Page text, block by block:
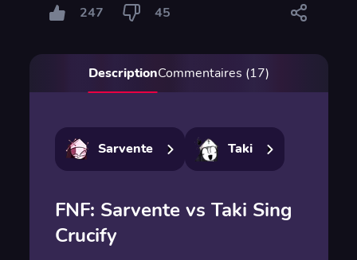
247 45
DescriptionCommentaires (17)
Sarvente Taki
FNF: Sarvente vs Taki Sing
Crucify